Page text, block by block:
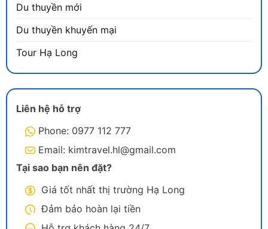
Du thuyền mới
Du thuyền khuyến mại
Tour Hạ Long
Liên hệ hỗ trợ
Phone: 0977 112 777
Email: kimtravel.hl@gmail.com
Tại sao bạn nên đặt?
Giá tốt nhất thị trường Hạ Long
Đảm bảo hoàn lại tiền